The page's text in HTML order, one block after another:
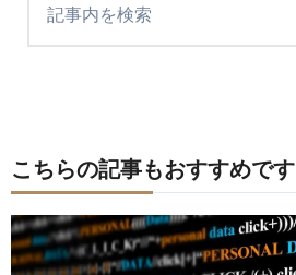
こちらの記事もおすすめです